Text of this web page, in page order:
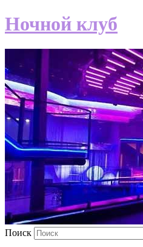
Ночной клуб
Поиск